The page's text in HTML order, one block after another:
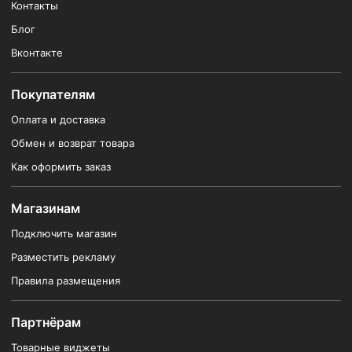
Контакты
Блог
Вконтакте
Покупателям
Оплата и доставка
Обмен и возврат товара
Как оформить заказ
Магазинам
Подключить магазин
Разместить рекламу
Правила размещения
Партнёрам
Товарные виджеты